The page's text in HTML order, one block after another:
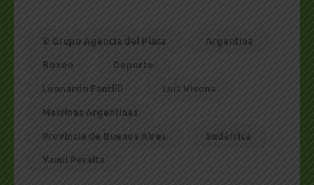
© Grupo Agencia del Plata Argentina
Boxeo Deporte
Leonardo Fantilli Luis Vivona
Malvinas Argentinas
Provincia de Buenos Aires Sudáfrica
Yamil Peralta